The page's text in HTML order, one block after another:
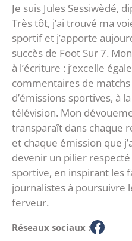
Je suis Jules Sessiwèdé,
Très tôt, j’ai trouvé ma
sportif et j’apporte
succès de Foot Sur 7.
à l’écriture : j’excelle
commentaires de matchs
d’émissions sportives, à
télévision. Mon
transparaît dans chaque
et chaque émission que
devenir un pilier
sportive, en inspirant les
journalistes à poursuivre
ferveur.
Réseaux sociaux :